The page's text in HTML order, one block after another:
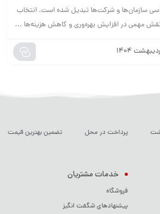
سازمان‌ها و شرکت‌ها تبدیل شده است. انتخاب
مهمی در افزایش بهره‌وری و کاهش هزینه‌ها ...
پرداخت در محل تضمین بهترین قیمت
خدمات مشتریان
فروشگاه
پیشنهادهای شگفت انگیز